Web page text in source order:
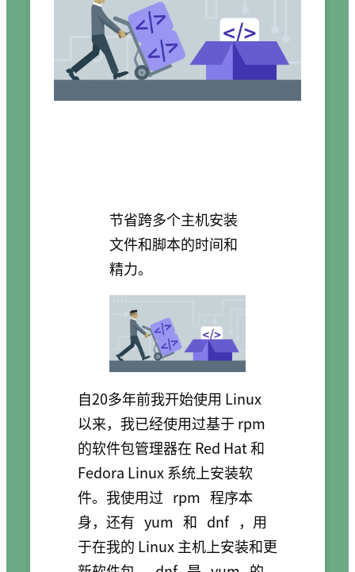
节省跨多个主机安装
文件和脚本的时间和
精力。
自20多年前我开始使用 Linux
以来，我已经使用过基于 rpm
的软件包管理器在 Red Hat 和
Fedora Linux 系统上安装软
件。我使用过 rpm 程序本
身，还有 yum 和 dnf ，用
于在我的 Linux 主机上安装和更